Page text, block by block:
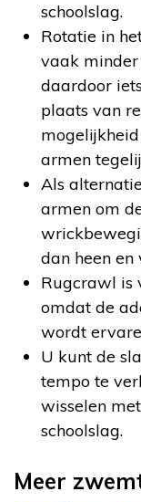
schoolslag.
Rotatie in
vaak
daardoor
plaats van
armen
Als
armen om
dan heen
Rugcrawl is
omdat de
wordt
U kunt de
tempo te
wisselen
schoolslag.
Meer